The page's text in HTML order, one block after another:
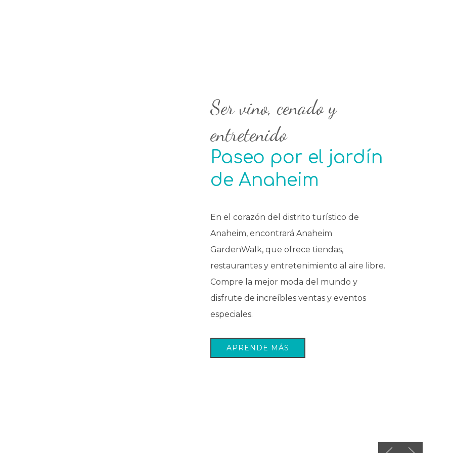
Ser vino, cenado y
entretenido
Paseo por el jardín
de Anaheim
En el corazón del distrito turístico de
Anaheim, encontrará Anaheim
GardenWalk, que ofrece tiendas,
restaurantes y entretenimiento al aire libre.
Compre la mejor moda del mundo y
disfrute de increíbles ventas y eventos
especiales.
APRENDE MÁS
Previous slide
Next slide